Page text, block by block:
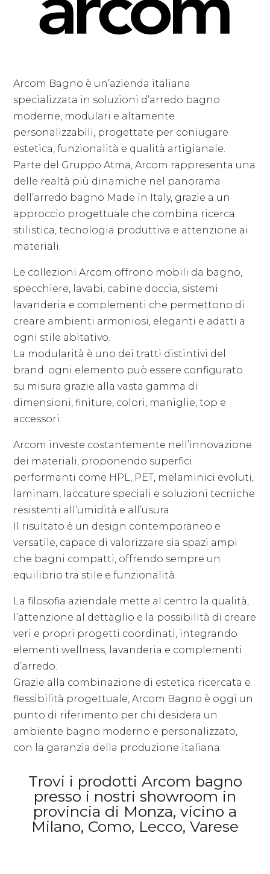
Arcom Bagno è un’azienda italiana
specializzata in soluzioni d’arredo bagno
moderne, modulari e altamente
personalizzabili, progettate per coniugare
estetica, funzionalità e qualità artigianale.
Parte del Gruppo Atma, Arcom rappresenta una
delle realtà più dinamiche nel panorama
dell’arredo bagno Made in Italy, grazie a un
approccio progettuale che combina ricerca
stilistica, tecnologia produttiva e attenzione ai
materiali.
Le collezioni Arcom offrono mobili da bagno,
specchiere, lavabi, cabine doccia, sistemi
lavanderia e complementi che permettono di
creare ambienti armoniosi, eleganti e adatti a
ogni stile abitativo.
La modularità è uno dei tratti distintivi del
brand: ogni elemento può essere configurato
su misura grazie alla vasta gamma di
dimensioni, finiture, colori, maniglie, top e
accessori.
Arcom investe costantemente nell’innovazione
dei materiali, proponendo superfici
performanti come HPL, PET, melaminici evoluti,
laminam, laccature speciali e soluzioni tecniche
resistenti all’umidità e all’usura.
Il risultato è un design contemporaneo e
versatile, capace di valorizzare sia spazi ampi
che bagni compatti, offrendo sempre un
equilibrio tra stile e funzionalità.
La filosofia aziendale mette al centro la qualità,
l’attenzione al dettaglio e la possibilità di creare
veri e propri progetti coordinati, integrando
elementi wellness, lavanderia e complementi
d’arredo.
Grazie alla combinazione di estetica ricercata e
flessibilità progettuale, Arcom Bagno è oggi un
punto di riferimento per chi desidera un
ambiente bagno moderno e personalizzato,
con la garanzia della produzione italiana.
Trovi i prodotti Arcom bagno
presso i nostri showroom in
provincia di Monza, vicino a
Milano, Como, Lecco, Varese